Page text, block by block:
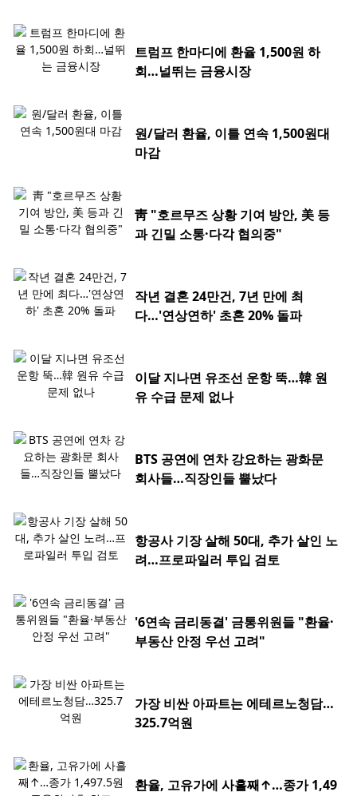
트럼프 한마디에 환율 1,500원 하
회…널뛰는 금융시장
원/달러 환율, 이틀 연속 1,500원대
마감
靑 "호르무즈 상황 기여 방안, 美 등
과 긴밀 소통·다각 협의중"
작년 결혼 24만건, 7년 만에 최
다…'연상연하' 초혼 20% 돌파
이달 지나면 유조선 운항 뚝…韓 원
유 수급 문제 없나
BTS 공연에 연차 강요하는 광화문
회사들…직장인들 뿔났다
항공사 기장 살해 50대, 추가 살인 노
려…프로파일러 투입 검토
'6연속 금리동결' 금통위원들 "환율·
부동산 안정 우선 고려"
가장 비싼 아파트는 에테르노청담…
325.7억원
환율, 고유가에 사흘째↑…종가 1,49